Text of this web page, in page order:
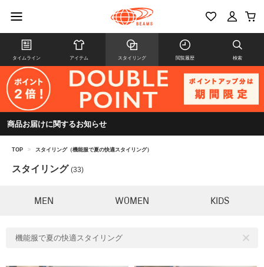
タイムライン アイテム スタイリング 閲覧履歴 検索
商品お届けに関するお知らせ
TOP > スタイリング（機能服で夏の快適スタイリング）
スタイリング (33)
MEN WOMEN KIDS
機能服で夏の快適スタイリング